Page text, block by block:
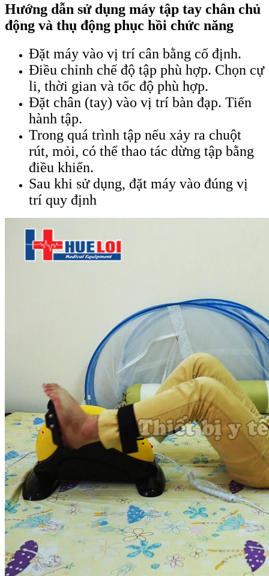
Hướng dẫn sử dụng máy tập tay chân chủ
động và thụ động phục hồi chức năng
Đặt máy vào vị trí cân bằng cố định.
Điều chỉnh chế độ tập phù hợp. Chọn cự
li, thời gian và tốc độ phù hợp.
Đặt chân (tay) vào vị trí bàn đạp. Tiến
hành tập.
Trong quá trình tập nếu xảy ra chuột
rút, mỏi, có thể thao tác dừng tập bằng
điều khiển.
Sau khi sử dụng, đặt máy vào đúng vị
trí quy định